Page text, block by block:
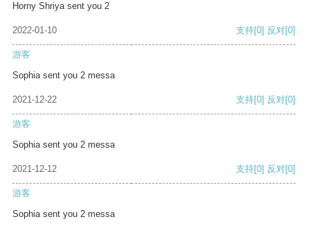
Horny Shriya sent you 2
2022-01-10 支持[0] 反对[0]
游客
Sophia sent you 2 messa
2021-12-22 支持[0] 反对[0]
游客
Sophia sent you 2 messa
2021-12-12 支持[0] 反对[0]
游客
Sophia sent you 2 messa